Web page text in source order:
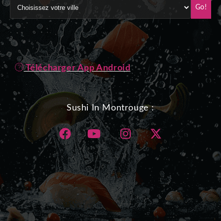
Go!
Télécharger App Android
Sushi In Montrouge :